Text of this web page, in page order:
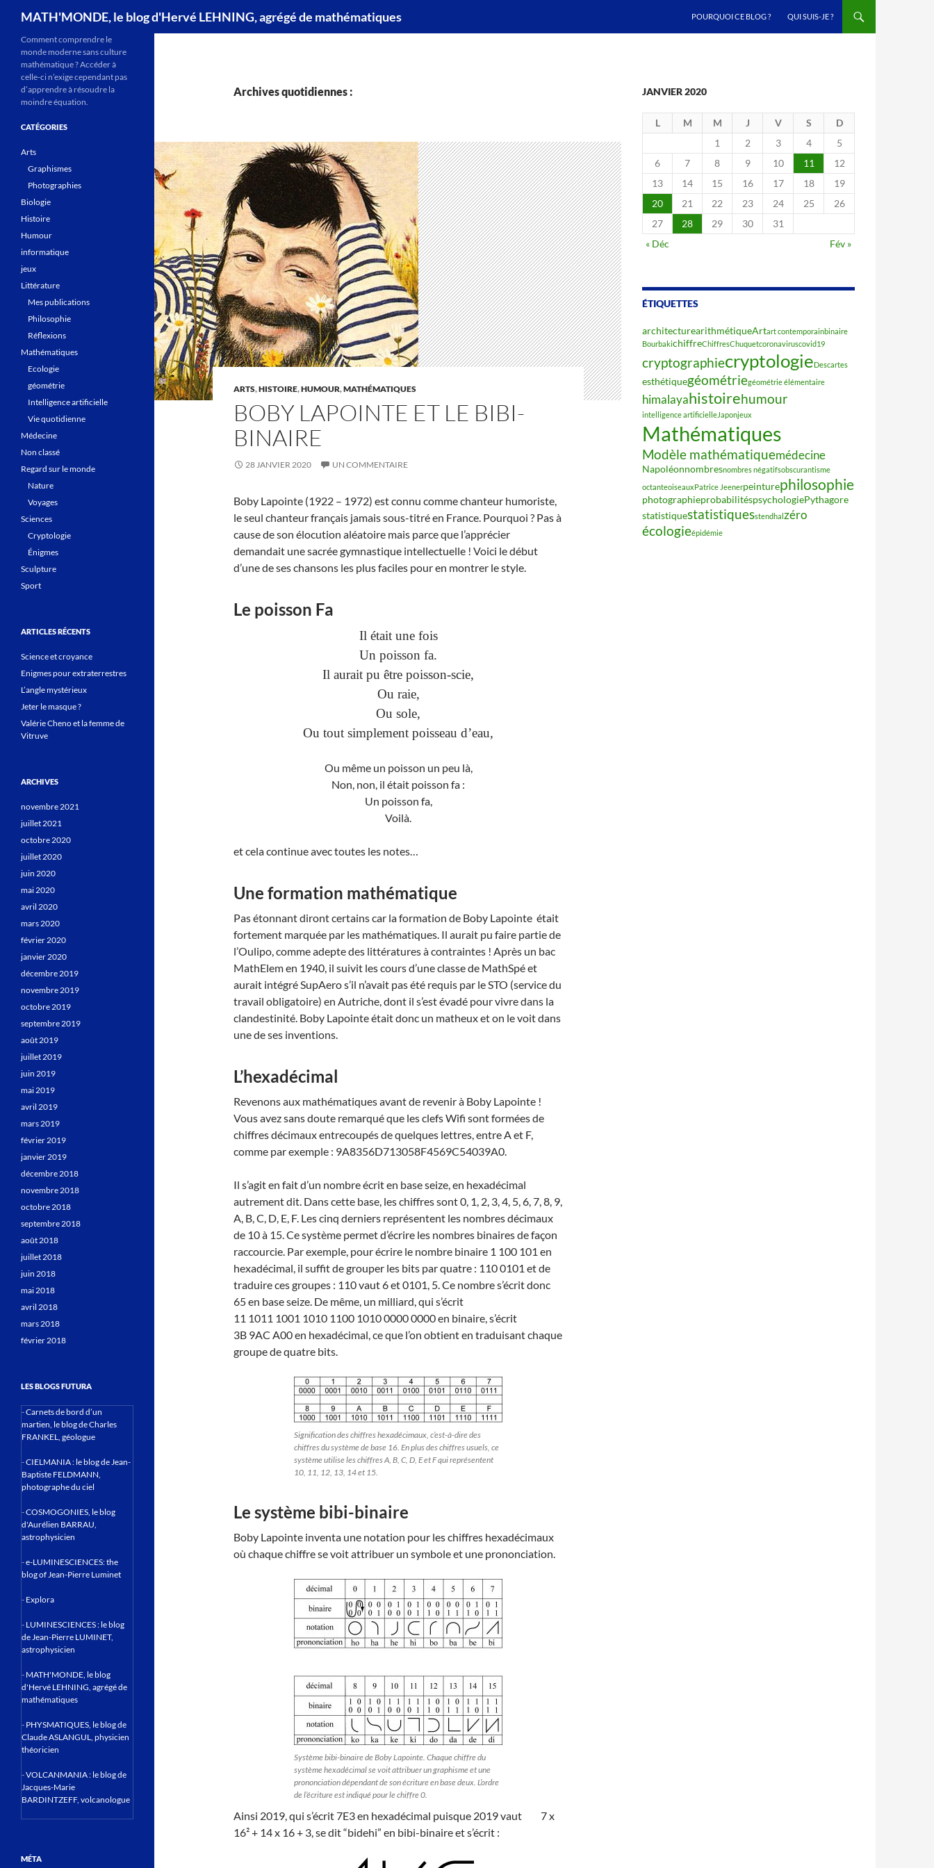
MATH'MONDE, le blog d'Hervé LEHNING, agrégé de mathématiques
POURQUOI CE BLOG ?
QUI SUIS-JE ?
Archives quotidiennes :
ARTS,HISTOIRE,HUMOUR,MATHÉMATIQUES
BOBY LAPOINTE ET LE BIBI-
BINAIRE
28 JANVIER 2020 UN COMMENTAIRE
Boby Lapointe (1922 – 1972) est connu comme chanteur humoriste,
le seul chanteur français jamais sous-titré en France. Pourquoi ? Pas à
cause de son élocution aléatoire mais parce que l’apprécier
demandait une sacrée gymnastique intellectuelle ! Voici le début
d’une de ses chansons les plus faciles pour en montrer le style.
Le poisson Fa
Il était une fois
Un poisson fa.
Il aurait pu être poisson-scie,
Ou raie,
Ou sole,
Ou tout simplement poisseau d’eau,
Ou même un poisson un peu là,
Non, non, il était poisson fa :
Un poisson fa,
Voilà.
et cela continue avec toutes les notes…
Une formation mathématique
Pas étonnant diront certains car la formation de Boby Lapointe était
fortement marquée par les mathématiques. Il aurait pu faire partie de
l’Oulipo, comme adepte des littératures à contraintes ! Après un bac
MathElem en 1940, il suivit les cours d’une classe de MathSpé et
aurait intégré SupAero s’il n’avait pas été requis par le STO (service du
travail obligatoire) en Autriche, dont il s’est évadé pour vivre dans la
clandestinité. Boby Lapointe était donc un matheux et on le voit dans
une de ses inventions.
L’hexadécimal
Revenons aux mathématiques avant de revenir à Boby Lapointe !
Vous avez sans doute remarqué que les clefs Wifi sont formées de
chiffres décimaux entrecoupés de quelques lettres, entre A et F,
comme par exemple : 9A8356D713058F4569C54039A0.
Il s’agit en fait d’un nombre écrit en base seize, en hexadécimal
autrement dit. Dans cette base, les chiffres sont 0, 1, 2, 3, 4, 5, 6, 7, 8, 9,
A, B, C, D, E, F. Les cinq derniers représentent les nombres décimaux
de 10 à 15. Ce système permet d’écrire les nombres binaires de façon
raccourcie. Par exemple, pour écrire le nombre binaire 1 100 101 en
hexadécimal, il suffit de grouper les bits par quatre : 110 0101 et de
traduire ces groupes : 110 vaut 6 et 0101, 5. Ce nombre s’écrit donc
65 en base seize. De même, un milliard, qui s’écrit
11 1011 1001 1010 1100 1010 0000 0000 en binaire, s’écrit
3B 9AC A00 en hexadécimal, ce que l’on obtient en traduisant chaque
groupe de quatre bits.
Signification des chiffres hexadécimaux, c’est-à-dire des
chiffres du système de base 16. En plus des chiffres usuels, ce
système utilise les chiffres A, B, C, D, E et F qui représentent
10, 11, 12, 13, 14 et 15.
Le système bibi-binaire
Boby Lapointe inventa une notation pour les chiffres hexadécimaux
où chaque chiffre se voit attribuer un symbole et une prononciation.
Système bibi-binaire de Boby Lapointe. Chaque chiffre du
système hexadécimal se voit attribuer un graphisme et une
prononciation dépendant de son écriture en base deux. L’ordre
de l’écriture est indiqué pour le chiffre 0.
Ainsi 2019, qui s’écrit 7E3 en hexadécimal puisque 2019 vaut 7 x
16² + 14 x 16 + 3, se dit “bidehi” en bibi-binaire et s’écrit :
JANVIER 2020
L M M J V S
D
1
2 3 4
5
6
7 8 9 10 11
12
13
14 15 16 17 18
19
20
21 22 23 24 25
26
27
28 29 30
31
« Déc
Fév »
ÉTIQUETTES
architecturearithmétiqueArtart contemporainbinaire
BourbakichiffreChiffresChuquetcoronaviruscovid19
cryptographiecryptologieDescartes
esthétiquegéométriegéométrie élémentaire
himalayahistoirehumour
intelligence artificielleJaponjeux
Mathématiques
Modèle mathématiquemédecine
Napoléonnombresnombres négatifsobscurantisme
octanteoiseauxPatrice Jeenerpeinturephilosophie
photographieprobabilitéspsychologiePythagore
statistiquestatistiquesstendhalzéro
écologieépidémie
Comment comprendre le
monde moderne sans culture
mathématique ? Accéder à
celle-ci n’exige cependant pas
d’apprendre à résoudre la
moindre équation.
CATÉGORIES
Arts
Graphismes
Photographies
Biologie
Histoire
Humour
informatique
jeux
Littérature
Mes publications
Philosophie
Réflexions
Mathématiques
Ecologie
géométrie
Intelligence artificielle
Vie quotidienne
Médecine
Non classé
Regard sur le monde
Nature
Voyages
Sciences
Cryptologie
Énigmes
Sculpture
Sport
ARTICLES RÉCENTS
Science et croyance
Enigmes pour extraterrestres
L’angle mystérieux
Jeter le masque ?
Valérie Cheno et la femme de
Vitruve
ARCHIVES
novembre 2021
juillet 2021
octobre 2020
juillet 2020
juin 2020
mai 2020
avril 2020
mars 2020
février 2020
janvier 2020
décembre 2019
novembre 2019
octobre 2019
septembre 2019
août 2019
juillet 2019
juin 2019
mai 2019
avril 2019
mars 2019
février 2019
janvier 2019
décembre 2018
novembre 2018
octobre 2018
septembre 2018
août 2018
juillet 2018
juin 2018
mai 2018
avril 2018
mars 2018
février 2018
LES BLOGS FUTURA
-Carnets de bord d’un
martien, le blog de Charles
FRANKEL, géologue
-CIELMANIA : le blog de Jean-
Baptiste FELDMANN,
photographe du ciel
-COSMOGONIES, le blog
d'Aurélien BARRAU,
astrophysicien
-e-LUMINESCIENCES: the
blog of Jean-Pierre Luminet
- Explora
- LUMINESCIENCES : le blog
de Jean-Pierre LUMINET,
astrophysicien
- MATH'MONDE, le blog
d'Hervé LEHNING, agrégé de
mathématiques
- PHYSMATIQUES, le blog de
Claude ASLANGUL, physicien
théoricien
-VOLCANMANIA : le blog de
Jacques-Marie
BARDINTZEFF, volcanologue
MÉTA